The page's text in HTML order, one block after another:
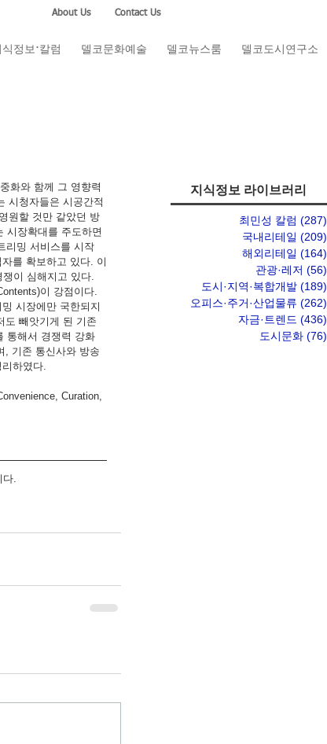
정보·칼럼 델코문화예술 델코뉴스룸 델코도시연구소
About Us Contact Us
지식정보 라이브러리
최민성 칼럼 (287)
국내리테일 (209)
해외리테일 (164)
관광·레저 (56)
도시·지역·복합개발 (189)
오피스·주거·산업물류 (262)
자금·트렌드 (436)
도시문화 (76)
화와 함께 그 영향력
시청자들은 시공간적
원할 것만 같았던 방
시장확대를 주도하면
리밍 서비스를 시작
를 확보하고 있다. 이
이 심해지고 있다.
이 강점이다.
시장에만 국한되지
도 빼앗기게 된 기존
통해서 경쟁력 강화
, 기존 통신사와 방송
하였다.
Curation,
다.